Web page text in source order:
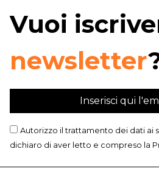
Vuoi
newsletter
Autorizzo il trattamento dei dati ai
dichiaro di aver letto e compreso la